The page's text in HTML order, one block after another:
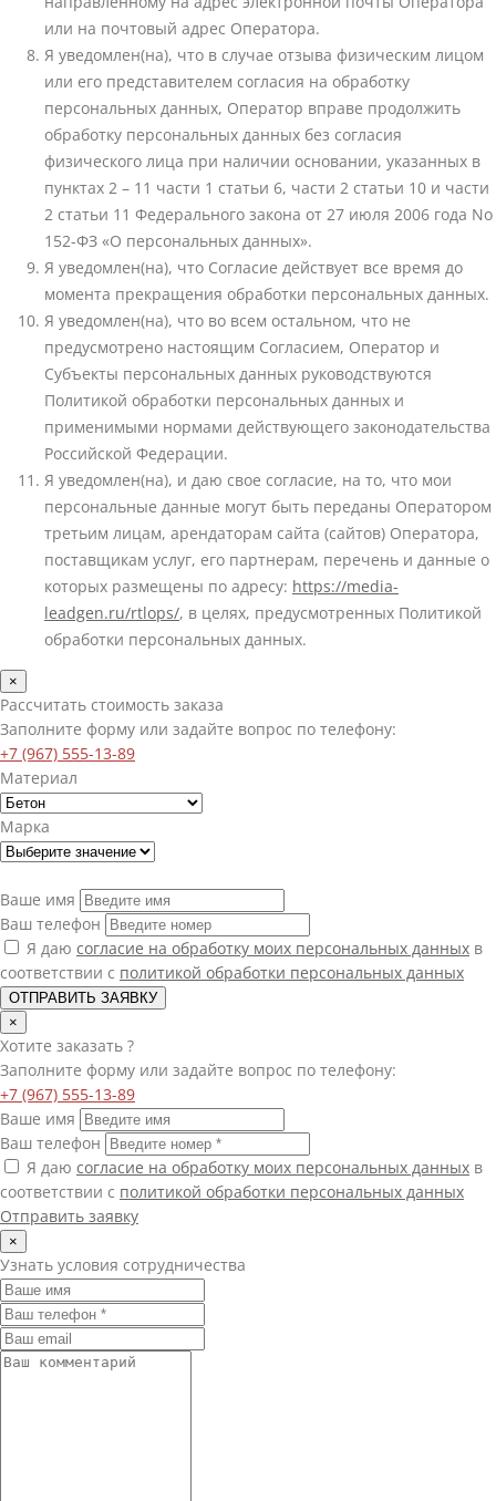
или на почтовый адрес Оператора.
Я уведомлен(на), что в случае отзыва физическим лицом
или его представителем согласия на обработку
персональных данных, Оператор вправе продолжить
обработку персональных данных без согласия
физического лица при наличии основании, указанных в
пунктах 2 – 11 части 1 статьи 6, части 2 статьи 10 и части
2 статьи 11 Федерального закона от 27 июля 2006 года No
152-ФЗ «О персональных данных».
Я уведомлен(на), что Согласие действует все время до
момента прекращения обработки персональных данных.
Я уведомлен(на), что во всем остальном, что не
предусмотрено настоящим Согласием, Оператор и
Субъекты персональных данных руководствуются
Политикой обработки персональных данных и
применимыми нормами действующего законодательства
Российской Федерации.
Я уведомлен(на), и даю свое согласие, на то, что мои
персональные данные могут быть переданы Оператором
третьим лицам, арендаторам сайта (сайтов) Оператора,
поставщикам услуг, его партнерам, перечень и данные о
которых размещены по адресу: https://media-
leadgen.ru/rtlops/, в целях, предусмотренных Политикой
обработки персональных данных.
×
Рассчитать стоимость заказа
Заполните форму или задайте вопрос по телефону:
+7 (967) 555-13-89
Материал
Марка
Ваше имя
Ваш телефон
Я даю согласие на обработку моих персональных данных в
соответствии с политикой обработки персональных данных
ОТПРАВИТЬ ЗАЯВКУ
×
Хотите заказать ?
Заполните форму или задайте вопрос по телефону:
+7 (967) 555-13-89
Ваше имя
Ваш телефон
Я даю согласие на обработку моих персональных данных в
соответствии с политикой обработки персональных данных
Отправить заявку
×
Узнать условия сотрудничества